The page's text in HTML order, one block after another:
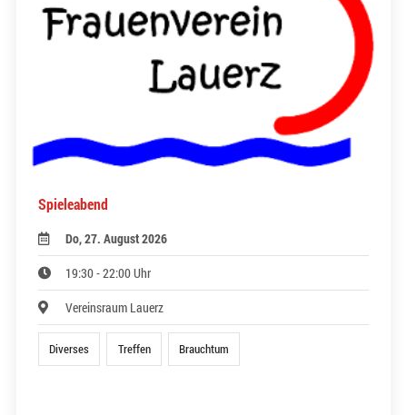
Spieleabend
Do, 27. August 2026
19:30 - 22:00 Uhr
Vereinsraum Lauerz
Diverses Treffen Brauchtum